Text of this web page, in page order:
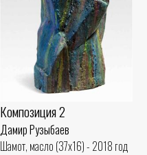
Композиция 2
Дамир Рузыбаев
Шамот, масло (37x16) - 2018 год